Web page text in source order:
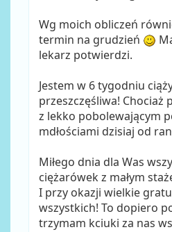
Wg moich obliczeń
termin na grudzień
lekarz potwierdzi.
Jestem w 6 tygodniu
przeszczęśliwa! Chociaż
z lekko pobolewającym
mdłościami dzisiaj od
Miłego dnia dla Was
ciężarówek z małym
I przy okazji wielkie
wszystkich! To dopiero
trzymam kciuki za nas